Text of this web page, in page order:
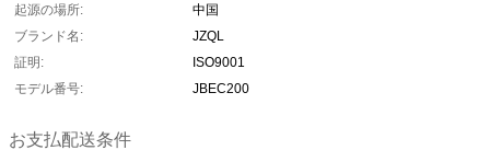
起源の場所:
中国
ブランド名:
JZQL
証明:
ISO9001
モデル番号:
JBEC200
お支払配送条件